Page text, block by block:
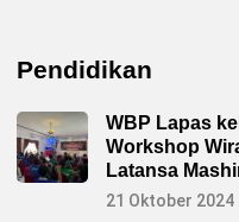
Pendidikan
WBP Lapas
Workshop
Latansa
21 Oktober 2024